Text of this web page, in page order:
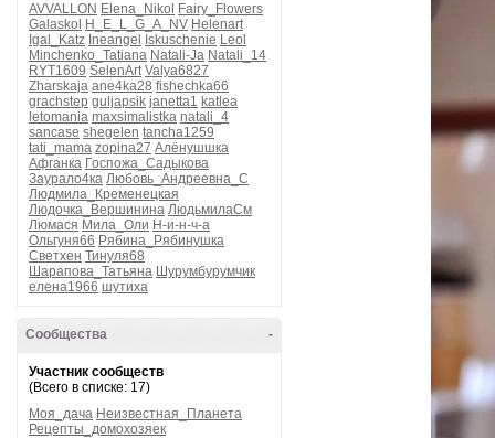
AVVALLON Elena_Nikol
Fairy_Flowers
Galaskol
H_E_L_G_A_NV Helenart
Igal_Katz Ineangel Iskuschenie Leol
Minchenko_Tatiana Natali-Ja Natali_14
RYT1609 SelenArt Valya6827
Zharskaja ane4ka28 fishechka66
grachstep guljapsik janetta1 katlea
letomania maxsimalistka natali_4
sancase shegelen tancha1259
tati_mama zopina27 Алёнушшка
Афганка Госпожа_Садыкова
Заурало4ка Любовь_Андреевна_С
Людмила_Кременецкая
Людочка_Вершинина ЛюдьмилаСм
Люмася Мила_Оли Н-и-н-ч-а
Ольгуня66 Рябина_Рябинушка
Светхен Тинуля68
Шарапова_Татьяна Шурумбурумчик
елена1966 шутиха
-
Сообщества
Участник сообществ
(Всего в списке: 17)
Моя_дача Неизвестная_Планета
Рецепты_домохозяек